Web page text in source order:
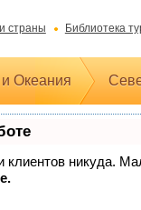
страны Библиотека
Океания
клиентов никуда.